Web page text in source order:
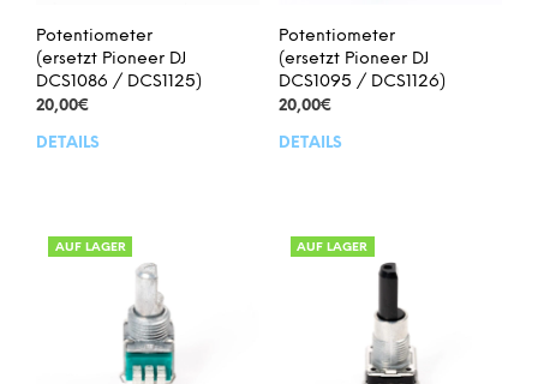
Potentiometer
(ersetzt Pioneer DJ
DCS1086 / DCS1125)
20,00€
DETAILS
Potentiometer
(ersetzt Pioneer DJ
DCS1095 / DCS1126)
20,00€
DETAILS
AUF LAGER AUF LAGER